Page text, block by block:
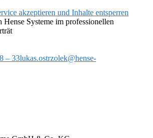
akzeptieren und Inhalte entsperren
– 33lukas.ostrzolek@hense-